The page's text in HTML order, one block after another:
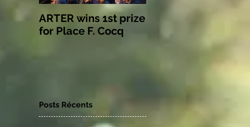
ARTER wins 1st prize
for Place F. Cocq
Posts Récents